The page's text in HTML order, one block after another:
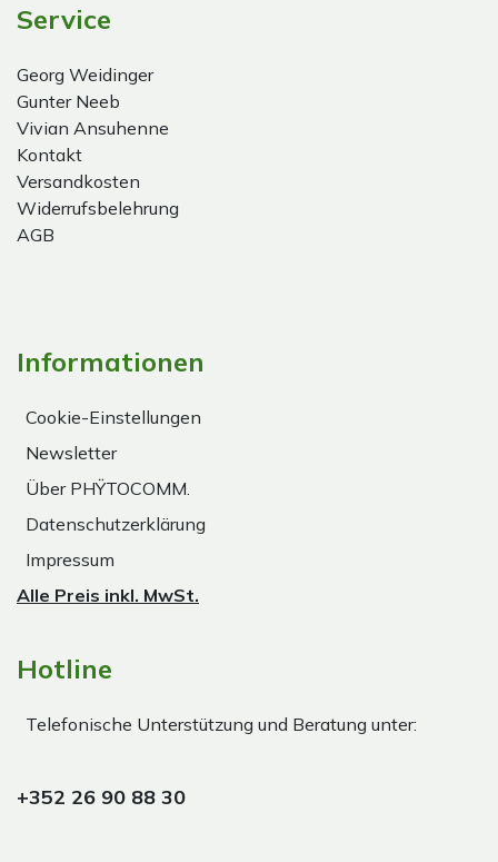
Service
Georg Weidinger
Gunter Neeb
Vivian Ansuhenne
Kontakt
Versandkosten
Widerrufsbelehrung
AGB
Informationen
Cookie-Einstellungen
Newsletter
Über PHŸTOCOMM.
Datenschutzerklärung
Impressum
Alle Preis inkl. MwSt.
Hotline
Telefonische Unterstützung und Beratung unter:
+352 26 90 88 30